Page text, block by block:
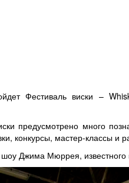
Фестиваль виски –
предусмотрено много
конкурсы, мастер-классы и
Джима Мюррея, известного